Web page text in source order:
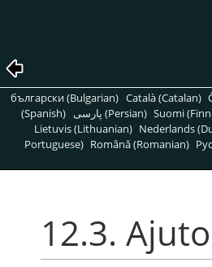
български (Bulgarian) Català (Catalan)
(Spanish)
پارسی (Persian) Suomi
Lietuvis (Lithuanian) Nederlands
Portuguese) Română (Romanian)
12.3.